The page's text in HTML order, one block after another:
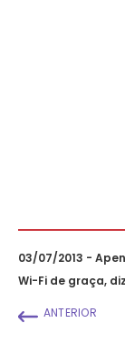
03/07/2013 -
Wi-Fi de graça,
ANTERIOR